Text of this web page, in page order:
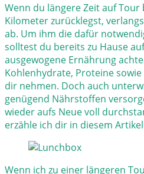
Wenn du längere Zeit auf
Kilometer zurücklegst,
ab. Um ihm die dafür
solltest du bereits zu Hause
ausgewogene Ernährung
Kohlenhydrate, Proteine
dir nehmen. Doch auch
genügend Nährstoffen
wieder aufs Neue voll
erzähle ich dir in diesem
Wenn ich zu einer längeren